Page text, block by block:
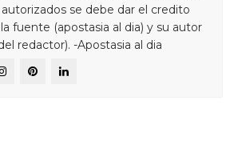
se debe dar el credito
fuente (apostasia al dia) y su autor
redactor). -Apostasia al dia